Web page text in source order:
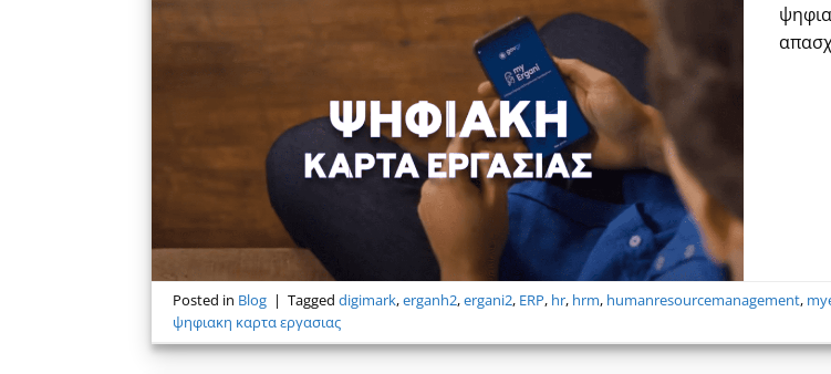
Posted in Blog | Taggeddigimark,erganh2,ergani2, ERP, hr, hrm, humanresourcemanagement,
ψηφιακη καρτα εργασιας